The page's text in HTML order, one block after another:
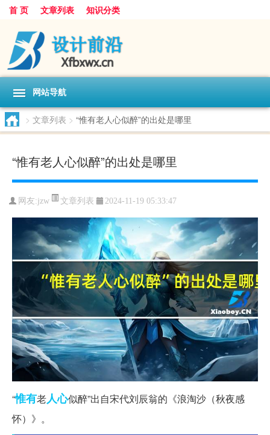
首 页 文章列表 知识分类
网站导航
> 文章列表 > “惟有老人心似醉”的出处是哪里
“惟有老人心似醉”的出处是哪里
网友:jzw 文章列表 2024-11-19 05:33:47
“惟有老人心似醉”出自宋代刘辰翁的《浪淘沙（秋夜感
怀）》。